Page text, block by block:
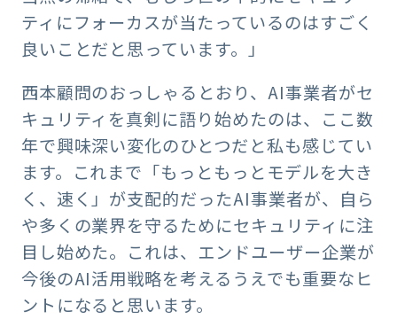
ティにフォーカスが当たっているのはすごく
良いことだと思っています。」
西本顧問のおっしゃるとおり、AI事業者がセ
キュリティを真剣に語り始めたのは、ここ数
年で興味深い変化のひとつだと私も感じてい
ます。これまで「もっともっとモデルを大き
く、速く」が支配的だったAI事業者が、自ら
や多くの業界を守るためにセキュリティに注
目し始めた。これは、エンドユーザー企業が
今後のAI活用戦略を考えるうえでも重要なヒ
ントになると思います。